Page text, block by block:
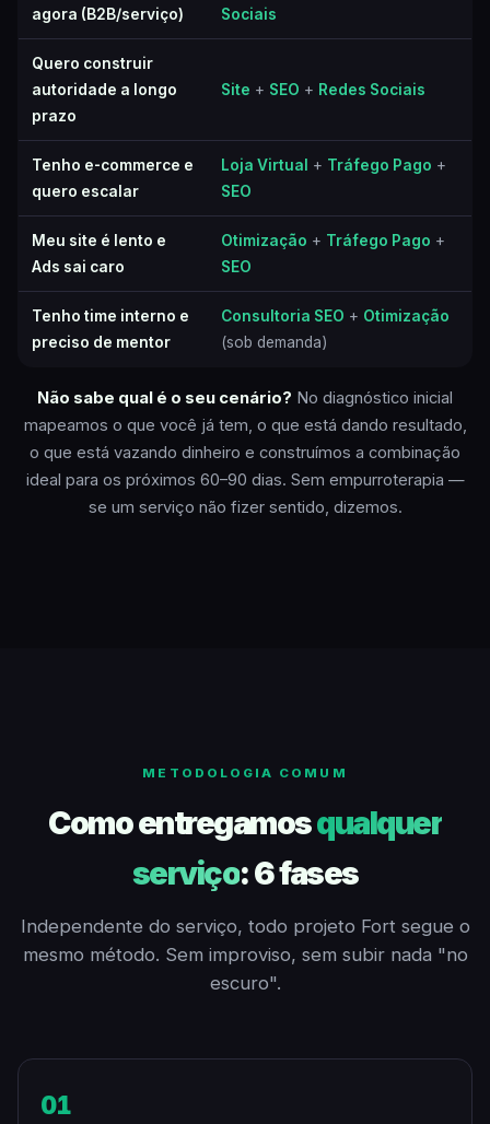
agora (B2B/serviço)
Sociais
Quero construir
autoridade a longo
prazo
Site + SEO + Redes Sociais
Tenho e-commerce e
quero escalar
Loja Virtual + Tráfego Pago +
SEO
Meu site é lento e
Ads sai caro
Otimização + Tráfego Pago +
SEO
Tenho time interno e
preciso de mentor
Consultoria SEO + Otimização
(sob demanda)
Não sabe qual é o seu cenário? No diagnóstico inicial
mapeamos o que você já tem, o que está dando resultado,
o que está vazando dinheiro e construímos a combinação
ideal para os próximos 60–90 dias. Sem empurroterapia —
se um serviço não fizer sentido, dizemos.
METODOLOGIA COMUM
Como entregamosqualquer
serviço: 6 fases
Independente do serviço, todo projeto Fort segue o
mesmo método. Sem improviso, sem subir nada "no
escuro".
01